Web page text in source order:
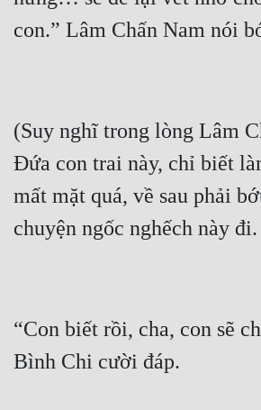
(Suy nghĩ trong lòng Lâm
Đứa con trai này, chỉ biết
mất mặt quá, về sau phải
“Con biết rồi, cha, con sẽ